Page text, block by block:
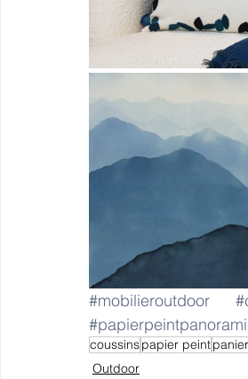
#mobilieroutdoor
coussinspapier peint
Outdoor